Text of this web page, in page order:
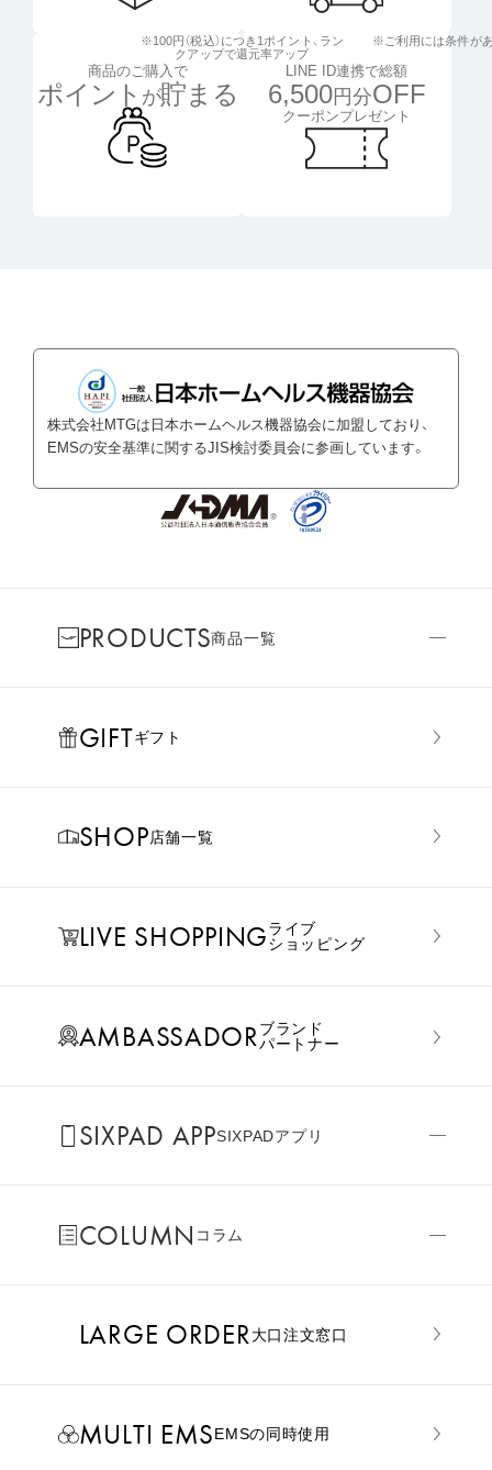
商品のご購入で
ポイント が貯まる
※100円（税込）につき1ポイント、 ラン
クアップで還元率アップ
LINE ID連携で総額
6,500円分OFF
クーポンプレゼント
※ご利用には条件が
株式会社MTGは日本ホームヘルス機器協会に加盟しており、
EMSの安全基準に関するJIS検討委員会に参画しています。
PRODUCTS商品一覧
GIFTギフト
SHOP店舗一覧
LIVE SHOPPINGライブ
ショッピング
AMBASSADORブランド
パートナー
SIXPAD APPSIXPADアプリ
COLUMN コラム
LARGE ORDER⼤⼝注⽂窓⼝
MULTI EMSEMSの同時使用